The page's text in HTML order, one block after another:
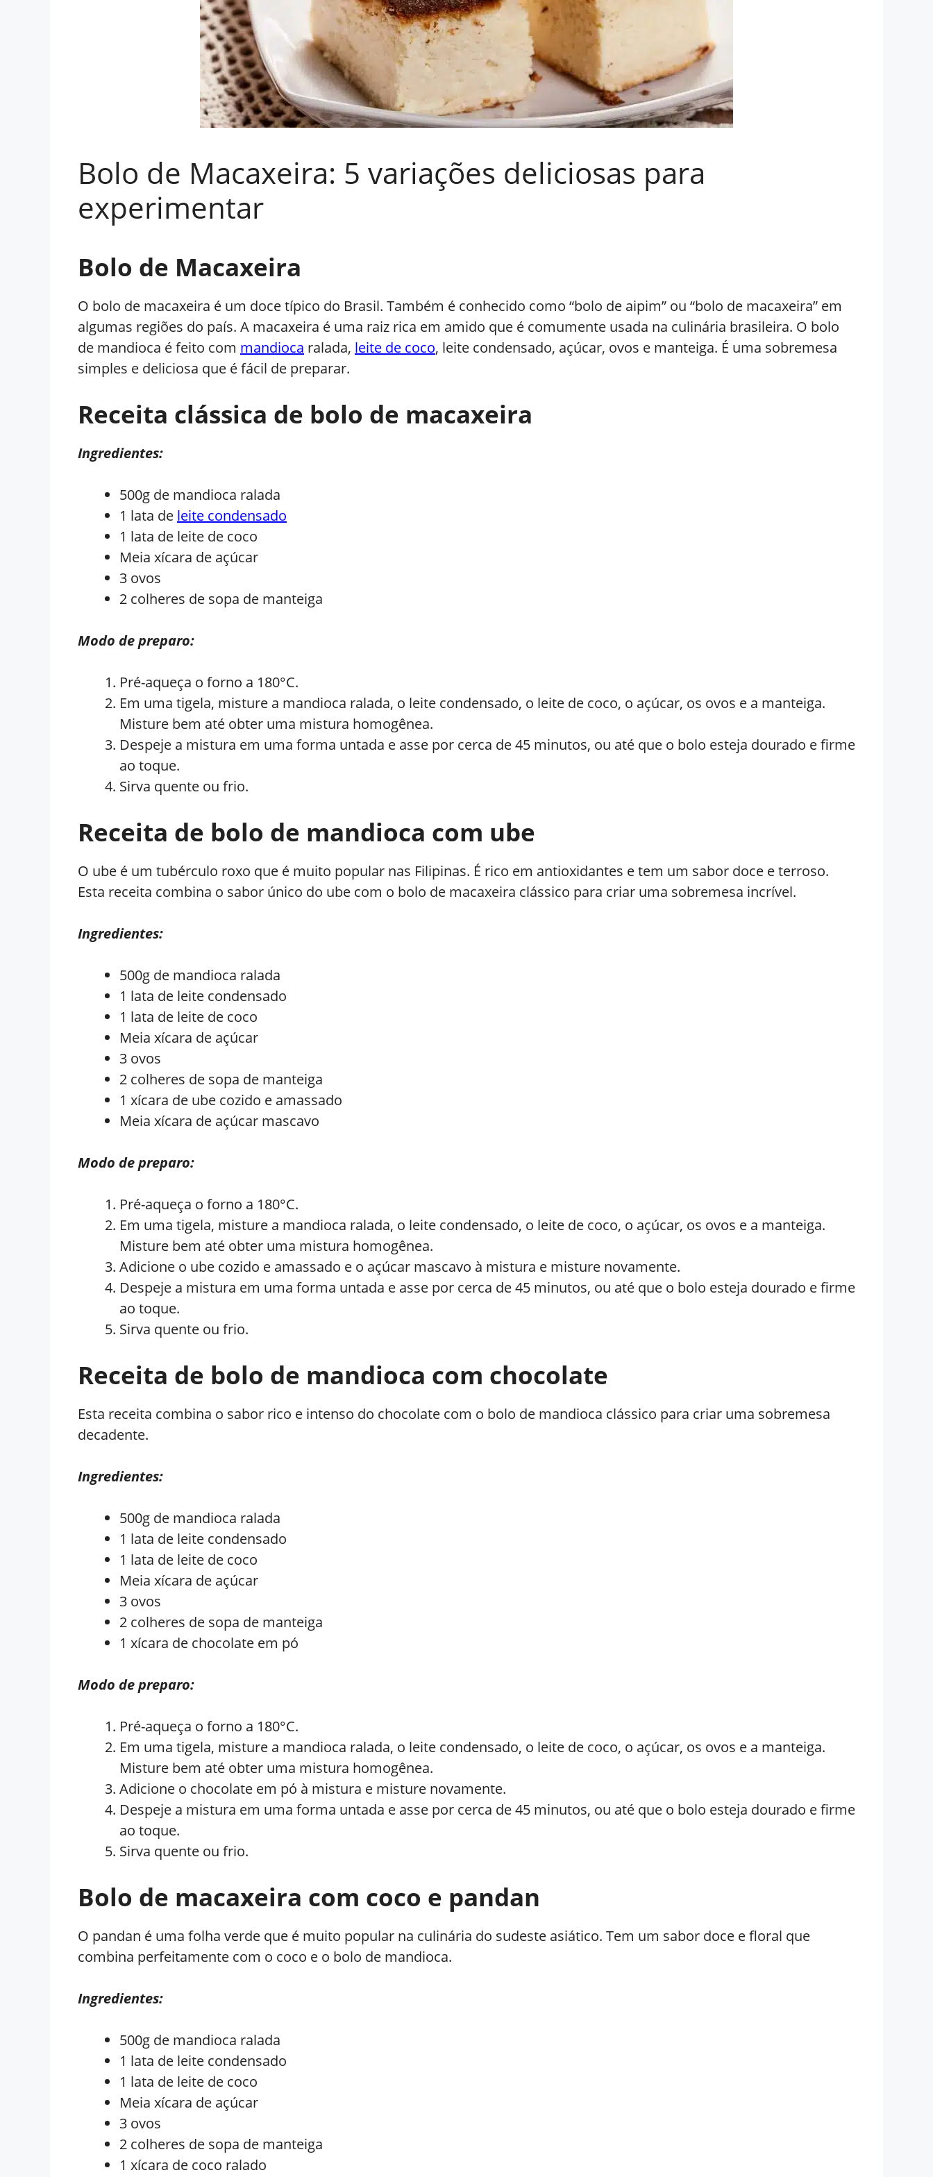
Bolo de Macaxeira: 5 variações deliciosas para
experimentar
Bolo de Macaxeira
O bolo de macaxeira é um doce típico do Brasil. Também é conhecido como “bolo de aipim” ou “bolo de macaxeira” em
algumas regiões do país. A macaxeira é uma raiz rica em amido que é comumente usada na culinária brasileira. O bolo
de mandioca é feito com mandioca ralada, leite de coco, leite condensado, açúcar, ovos e manteiga. É uma sobremesa
simples e deliciosa que é fácil de preparar.
Receita clássica de bolo de macaxeira
Ingredientes:
500g de mandioca ralada
1 lata de leite condensado
1 lata de leite de coco
Meia xícara de açúcar
3 ovos
2 colheres de sopa de manteiga
Modo de preparo:
Pré-aqueça o forno a 180°C.
Em uma tigela, misture a mandioca ralada, o leite condensado, o leite de coco, o açúcar, os ovos e a manteiga.
Misture bem até obter uma mistura homogênea.
Despeje a mistura em uma forma untada e asse por cerca de 45 minutos, ou até que o bolo esteja dourado e firme
ao toque.
Sirva quente ou frio.
Receita de bolo de mandioca com ube
O ube é um tubérculo roxo que é muito popular nas Filipinas. É rico em antioxidantes e tem um sabor doce e terroso.
Esta receita combina o sabor único do ube com o bolo de macaxeira clássico para criar uma sobremesa incrível.
Ingredientes:
500g de mandioca ralada
1 lata de leite condensado
1 lata de leite de coco
Meia xícara de açúcar
3 ovos
2 colheres de sopa de manteiga
1 xícara de ube cozido e amassado
Meia xícara de açúcar mascavo
Modo de preparo:
Pré-aqueça o forno a 180°C.
Em uma tigela, misture a mandioca ralada, o leite condensado, o leite de coco, o açúcar, os ovos e a manteiga.
Misture bem até obter uma mistura homogênea.
Adicione o ube cozido e amassado e o açúcar mascavo à mistura e misture novamente.
Despeje a mistura em uma forma untada e asse por cerca de 45 minutos, ou até que o bolo esteja dourado e firme
ao toque.
Sirva quente ou frio.
Receita de bolo de mandioca com chocolate
Esta receita combina o sabor rico e intenso do chocolate com o bolo de mandioca clássico para criar uma sobremesa
decadente.
Ingredientes:
500g de mandioca ralada
1 lata de leite condensado
1 lata de leite de coco
Meia xícara de açúcar
3 ovos
2 colheres de sopa de manteiga
1 xícara de chocolate em pó
Modo de preparo:
Pré-aqueça o forno a 180°C.
Em uma tigela, misture a mandioca ralada, o leite condensado, o leite de coco, o açúcar, os ovos e a manteiga.
Misture bem até obter uma mistura homogênea.
Adicione o chocolate em pó à mistura e misture novamente.
Despeje a mistura em uma forma untada e asse por cerca de 45 minutos, ou até que o bolo esteja dourado e firme
ao toque.
Sirva quente ou frio.
Bolo de macaxeira com coco e pandan
O pandan é uma folha verde que é muito popular na culinária do sudeste asiático. Tem um sabor doce e floral que
combina perfeitamente com o coco e o bolo de mandioca.
Ingredientes:
500g de mandioca ralada
1 lata de leite condensado
1 lata de leite de coco
Meia xícara de açúcar
3 ovos
2 colheres de sopa de manteiga
1 xícara de coco ralado